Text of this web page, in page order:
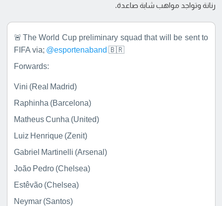
رنانة وتواجد مواهب شابة صاعدة.
🚨The World Cup preliminary squad that will be sent to
FIFA via; @esportenaband 🇧🇷
Forwards:
Vini (Real Madrid)
Raphinha (Barcelona)
Matheus Cunha (United)
Luiz Henrique (Zenit)
Gabriel Martinelli (Arsenal)
João Pedro (Chelsea)
Estêvão (Chelsea)
Neymar (Santos)